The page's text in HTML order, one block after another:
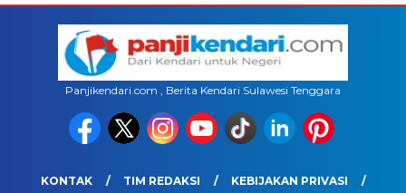
Panjikendari.com , Berita Kendari Sulawesi Tenggara
KONTAK TIM REDAKSI KEBIJAKAN PRIVASI